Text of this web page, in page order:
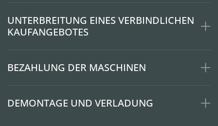
UNTERBREITUNG EINES VERBINDLICHEN
KAUFANGEBOTES
BEZAHLUNG DER MASCHINEN
DEMONTAGE UND VERLADUNG